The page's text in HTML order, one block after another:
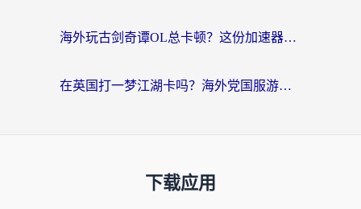
海外玩古剑奇谭OL总卡顿？这份加速器选择指南帮你找回国服丝滑体验
在英国打一梦江湖卡吗？海外党国服游戏不卡顿的终极解决方案
下载应用